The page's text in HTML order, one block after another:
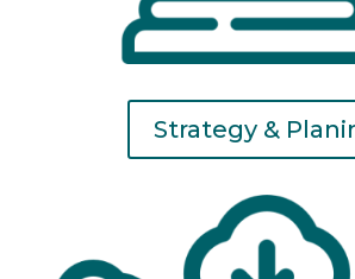
Strategy &